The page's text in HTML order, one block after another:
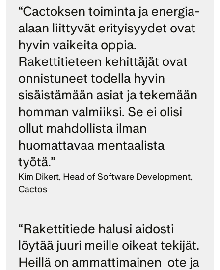
“Cactoksen toiminta ja energia-
alaan liittyvät erityisyydet ovat
hyvin vaikeita oppia.
Rakettitieteen kehittäjät ovat
onnistuneet todella hyvin
sisäistämään asiat ja tekemään
homman valmiiksi. Se ei olisi
ollut mahdollista ilman
huomattavaa mentaalista
työtä.”
Kim Dikert, Head of Software Development,
Cactos
“Rakettitiede halusi aidosti
löytää juuri meille oikeat tekijät.
Heillä on ammattimainen  ote ja